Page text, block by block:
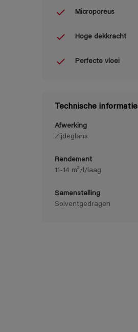
Microporeus
Hoge dekkracht
Perfecte vloei
Technische informatie
Afwerking
Zijdeglans
Rendement
11-14 m²/l/laag
Samenstelling
Solventgedragen